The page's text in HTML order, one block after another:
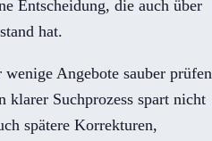
Entscheidung, die auch über
hat.
Angebote sauber prüfen
klarer Suchprozess spart nicht
spätere Korrekturen,